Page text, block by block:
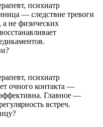
психиатр
— следствие тревоги
не физических
психиатр
очного контакта —
Главное —
встреч.